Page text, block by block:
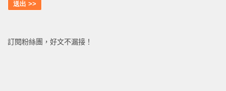
訂閱粉絲團，好文不漏接！